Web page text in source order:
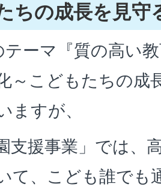
ちの成長を見守
ーマ『質の高い
～こどもたちの成
ますが、
支援事業」では、
て、こども誰でも